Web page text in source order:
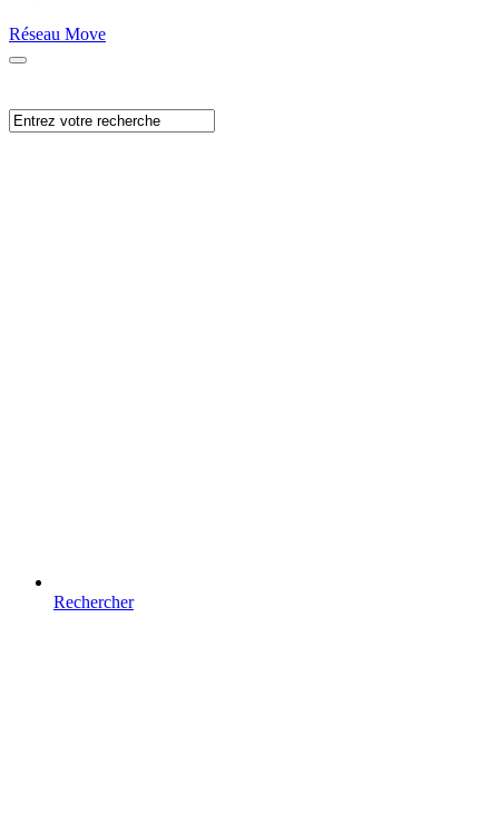
Réseau Move
Rechercher